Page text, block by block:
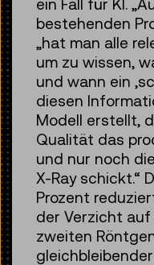
ein Fall für KI.
bestehenden
„hat man alle
um zu wissen,
und wann ein
diesen
Modell erstellt,
Qualität das
und nur noch
X-Ray schickt.“
Prozent
der Verzicht
zweiten